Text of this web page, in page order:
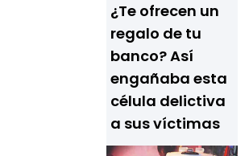
¿Te ofrecen un
regalo de tu
banco? Así
engañaba esta
célula delictiva
a sus víctimas